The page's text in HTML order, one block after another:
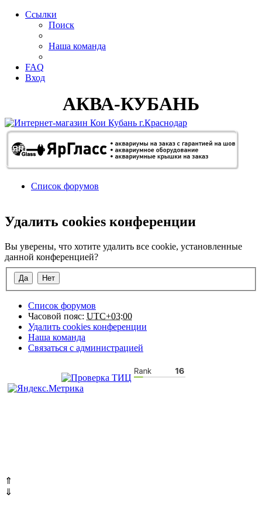
Ссылки
Поиск
Наша команда
FAQ
Вход
АКВА-КУБАНЬ
Список форумов
Удалить cookies конференции
Вы уверены, что хотите удалить все cookie, установленные
данной конференцией?
Список форумов
Часовой пояс: UTC+03:00
Удалить cookies конференции
Наша команда
Связаться с администрацией
⇑
⇓